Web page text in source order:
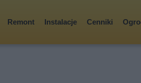
Remont Instalacje Cenniki